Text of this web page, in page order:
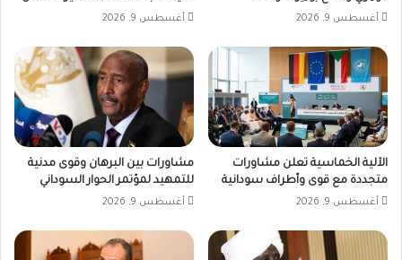
أغسطس 9, 2026 أغسطس 9, 2026
الآلية الخماسية تعلن مشاورات
متجددة مع قوى وأطراف سودانية
أغسطس 9, 2026
مشاورات بين البرهان وقوى مدنية
للتمهيد لمؤتمر الحوار السوداني
أغسطس 9, 2026